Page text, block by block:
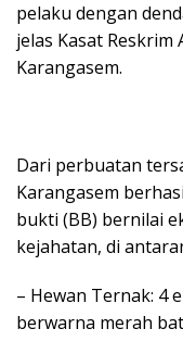
pelaku dengan
jelas Kasat Reskrim
Karangasem.
Dari perbuatan
Karangasem
bukti (BB) bernilai
kejahatan, di
– Hewan Ternak: 4
berwarna merah